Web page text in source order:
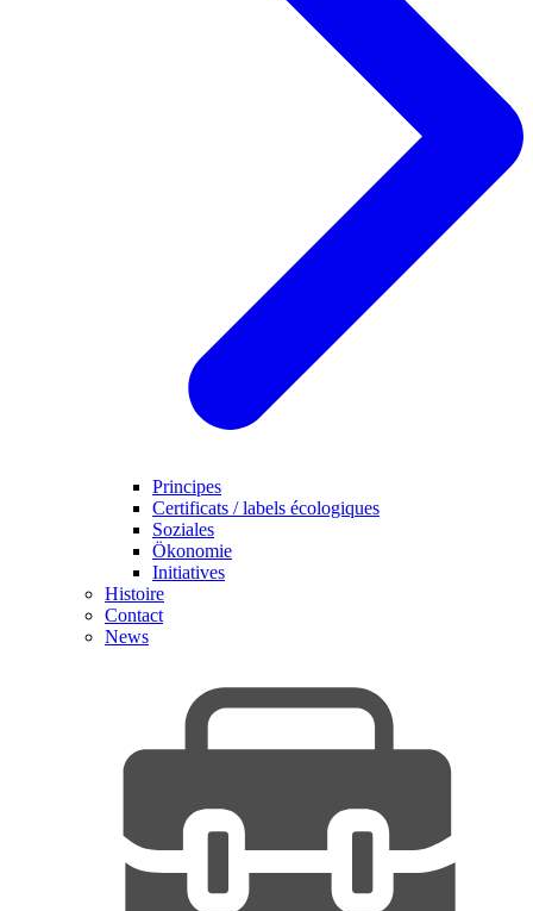
Principes
Certificats / labels écologiques
Soziales
Ökonomie
Initiatives
Histoire
Contact
News